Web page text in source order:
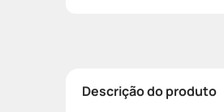
Descrição do produto